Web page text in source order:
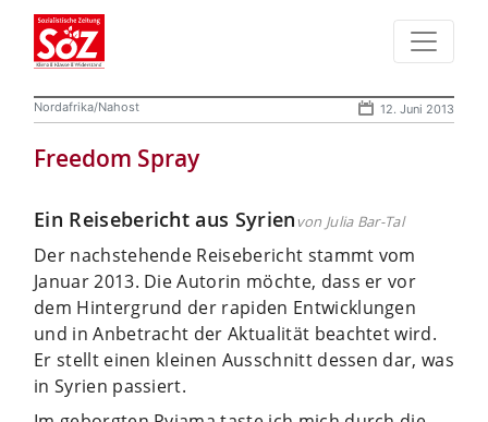
Nordafrika/Nahost 12. Juni 2013
Freedom Spray
Ein Reisebericht aus Syrien von Julia Bar-Tal
Der nachstehende Reisebericht stammt vom
Januar 2013. Die Autorin möchte, dass er vor
dem Hintergrund der rapiden Entwicklungen
und in Anbetracht der Aktualität beachtet wird.
Er stellt einen kleinen Ausschnitt dessen dar, was
in Syrien passiert.